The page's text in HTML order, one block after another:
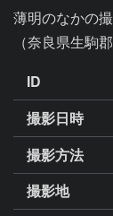
薄明のなかの
（奈良県生駒
ID
撮影日時
撮影方法
撮影地